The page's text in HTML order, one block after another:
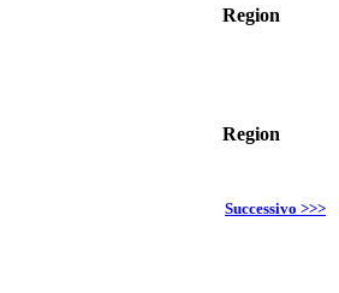
Region
Region
Successivo >>>